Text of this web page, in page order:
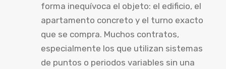
forma inequívoca el objeto: el edificio, el
apartamento concreto y el turno exacto
que se compra. Muchos contratos,
especialmente los que utilizan sistemas
de puntos o periodos variables sin una